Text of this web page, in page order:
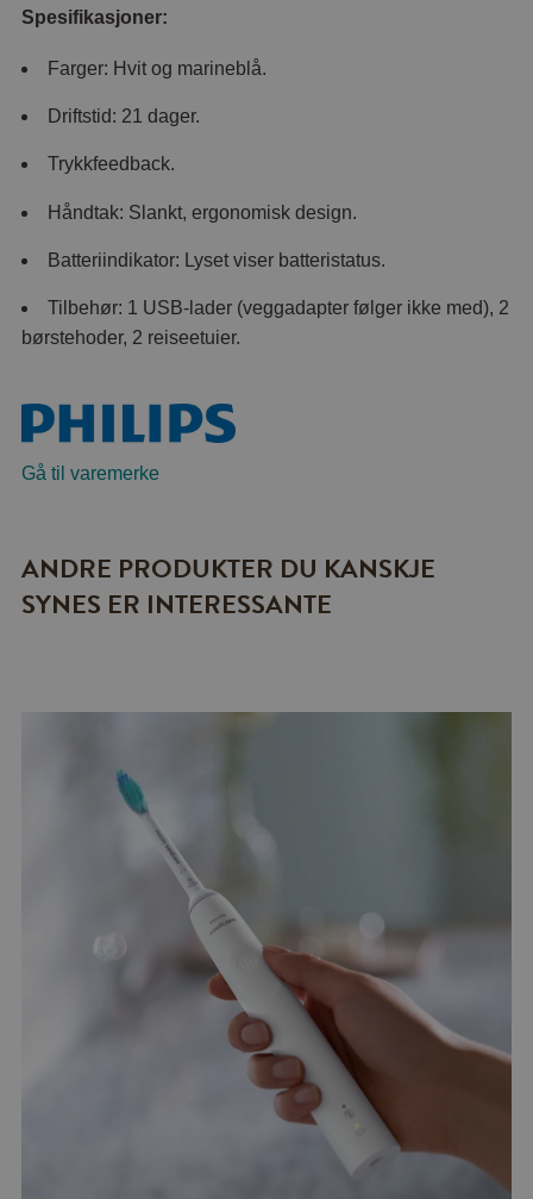
Spesifikasjoner:
Farger: Hvit og marineblå.
Driftstid: 21 dager.
Trykkfeedback.
Håndtak: Slankt, ergonomisk design.
Batteriindikator: Lyset viser batteristatus.
Tilbehør: 1 USB-lader (veggadapter følger ikke med), 2
børstehoder, 2 reiseetuier.
Gå til varemerke
ANDRE PRODUKTER DU KANSKJE
SYNES ER INTERESSANTE